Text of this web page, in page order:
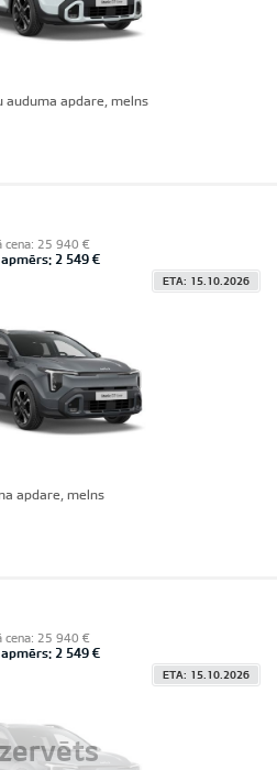
auduma apdare, melns
cena: 25 940 €
2 549 €
ETA: 15.10.2026
apdare, melns
cena: 25 940 €
2 549 €
ETA: 15.10.2026